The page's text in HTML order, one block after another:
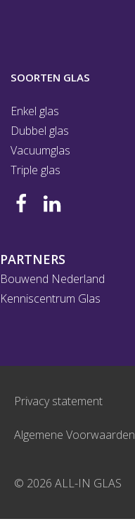
SOORTEN GLAS
Enkel glas
Dubbel glas
Vacuumglas
Triple glas
PARTNERS
Bouwend Nederland
Kenniscentrum Glas
Privacy statement
Algemene Voorwaarden
© 2026 ALL-IN GLAS